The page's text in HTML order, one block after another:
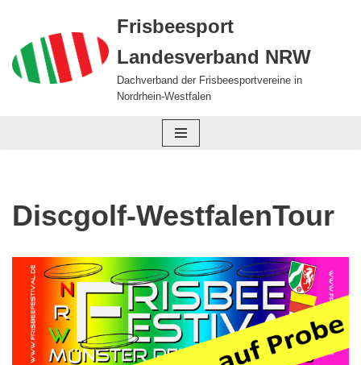
Zum
Inhalt
springen
Frisbeesport
Landesverband NRW
Dachverband der Frisbeesportvereine in
Nordrhein-Westfalen
Discgolf-WestfalenTour